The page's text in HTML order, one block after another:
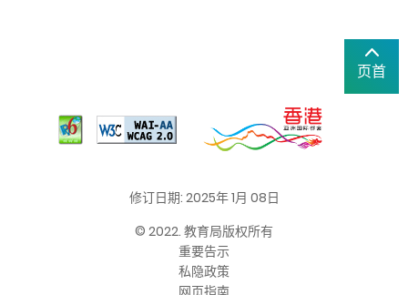
页首
修订日期: 2025年 1月 08日
© 2022. 教育局版权所有
重要告示
私隐政策